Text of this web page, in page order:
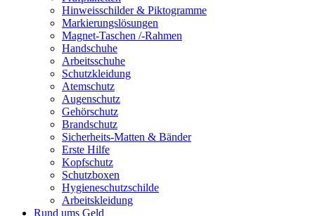
Hinweisschilder & Piktogramme
Markierungslösungen
Magnet-Taschen /-Rahmen
Handschuhe
Arbeitsschuhe
Schutzkleidung
Atemschutz
Augenschutz
Gehörschutz
Brandschutz
Sicherheits-Matten & Bänder
Erste Hilfe
Kopfschutz
Schutzboxen
Hygieneschutzschilde
Arbeitskleidung
Rund ums Geld